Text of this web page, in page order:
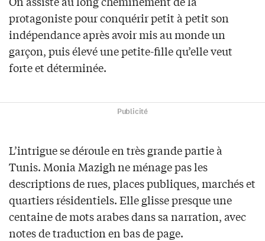
protagoniste pour conquérir petit à petit son
indépendance après avoir mis au monde un
garçon, puis élevé une petite-fille qu’elle veut
forte et déterminée.
Publicité
L’intrigue se déroule en très grande partie à
Tunis. Monia Mazigh ne ménage pas les
descriptions de rues, places publiques, marchés et
quartiers résidentiels. Elle glisse presque une
centaine de mots arabes dans sa narration, avec
notes de traduction en bas de page.